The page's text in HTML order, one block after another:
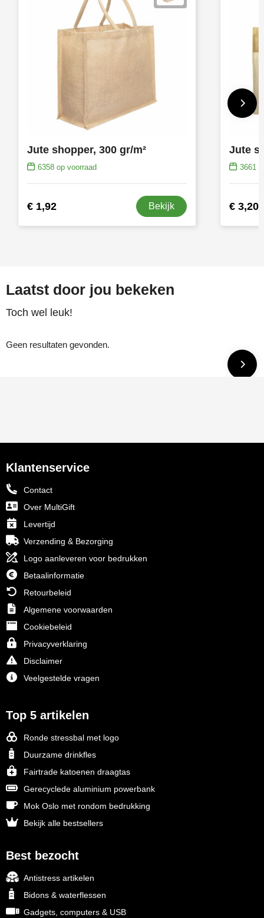
Jute shopper, 300 gr/m²
6358op voorraad
€ 1,92 Bekijk
3661
€ 3,20
Laatst door jou bekeken
Toch wel leuk!
Geen resultaten gevonden.
Klantenservice
Contact
Over MultiGift
Levertijd
Verzending & Bezorging
Logo aanleveren voor bedrukken
Betaalinformatie
Retourbeleid
Algemene voorwaarden
Cookiebeleid
Privacyverklaring
Disclaimer
Veelgestelde vragen
Top 5 artikelen
Ronde stressbal met logo
Duurzame drinkfles
Fairtrade katoenen draagtas
Gerecyclede aluminium powerbank
Mok Oslo met rondom bedrukking
Bekijk alle bestsellers
Best bezocht
Antistress artikelen
Bidons & waterflessen
Gadgets, computers & USB